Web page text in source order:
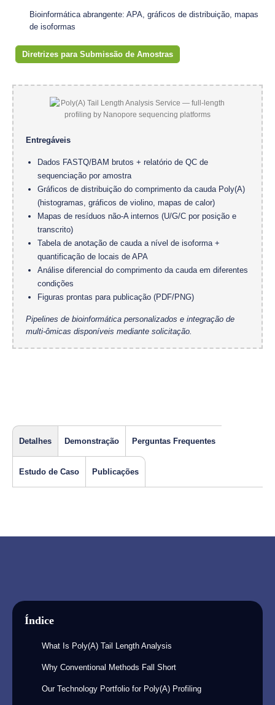
Bioinformática abrangente: APA, gráficos de distribuição, mapas
de isoformas
Diretrizes para Submissão de Amostras
Entregáveis
Dados FASTQ/BAM brutos + relatório de QC de
sequenciação por amostra
Gráficos de distribuição do comprimento da cauda Poly(A)
(histogramas, gráficos de violino, mapas de calor)
Mapas de resíduos não-A internos (U/G/C por posição e
transcrito)
Tabela de anotação de cauda a nível de isoforma +
quantificação de locais de APA
Análise diferencial do comprimento da cauda em diferentes
condições
Figuras prontas para publicação (PDF/PNG)
Pipelines de bioinformática personalizados e integração de
multi-ômicas disponíveis mediante solicitação.
Detalhes Demonstração Perguntas Frequentes
Estudo de Caso Publicações
Índice
What Is Poly(A) Tail Length Analysis
Why Conventional Methods Fall Short
Our Technology Portfolio for Poly(A) Profiling